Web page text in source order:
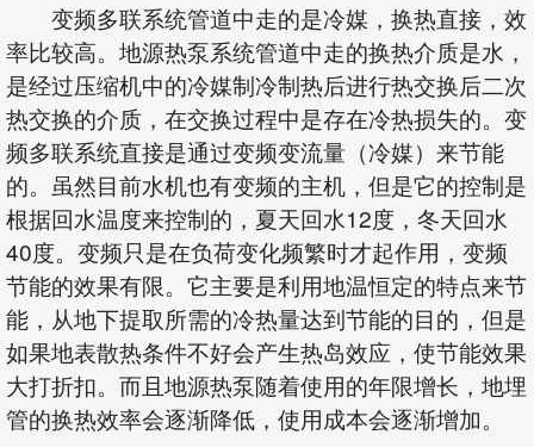
变频多联系统管道中走的是冷媒，换热直接，效
率比较高。地源热泵系统管道中走的换热介质是水，
是经过压缩机中的冷媒制冷制热后进行热交换后二次
热交换的介质，在交换过程中是存在冷热损失的。变
频多联系统直接是通过变频变流量（冷媒）来节能
的。虽然目前水机也有变频的主机，但是它的控制是
根据回水温度来控制的，夏天回水12度，冬天回水
40度。变频只是在负荷变化频繁时才起作用，变频
节能的效果有限。它主要是利用地温恒定的特点来节
能，从地下提取所需的冷热量达到节能的目的，但是
如果地表散热条件不好会产生热岛效应，使节能效果
大打折扣。而且地源热泵随着使用的年限增长，地埋
管的换热效率会逐渐降低，使用成本会逐渐增加。